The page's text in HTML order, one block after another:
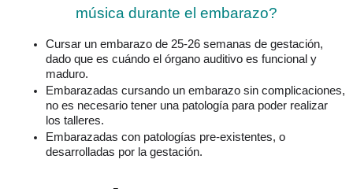
música durante el embarazo?
Cursar un embarazo de 25-26 semanas de gestación,
dado que es cuándo el órgano auditivo es funcional y
maduro.
Embarazadas cursando un embarazo sin complicaciones,
no es necesario tener una patología para poder realizar
los talleres.
Embarazadas con patologías pre-existentes, o
desarrolladas por la gestación.